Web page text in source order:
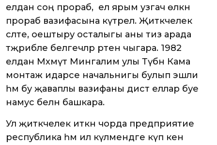
елдан соң прораб, ә ел ярым узгач өлкән
прораб вазифасына күтәрелә. Җитәкчелек
сәләте, оештыру осталыгы аны тиз арада
тәҗрибәле белгечләр рәтенә чыгара. 1982
елдан Мәхмүт Мингалим улы Түбән Кама
монтаж идарәсе начальнигы булып эшли
һәм бу җаваплы вазифаны дистә еллар буе
намус белән башкара.
Ул җитәкчелек иткән чорда предприятие
республика һәм ил күләмендәге күп кенә